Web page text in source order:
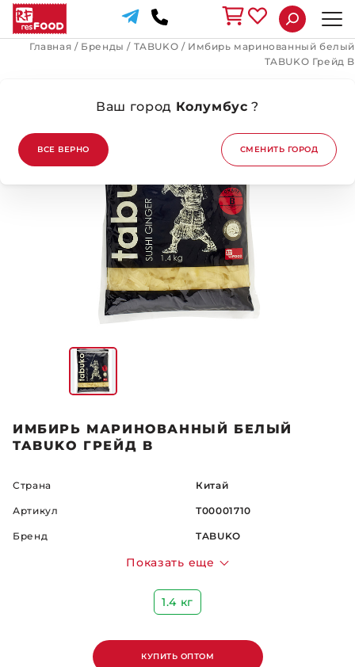
Ваш город Колумбус ?
ВСЕ ВЕРНО СМЕНИТЬ ГОРОД
Главная / Бренды / TABUKO /Имбирь маринованный белый
TABUKO Грейд B
ИМБИРЬ МАРИНОВАННЫЙ БЕЛЫЙ
TABUKO ГРЕЙД B
Страна Китай
Артикул Т00001710
Бренд TABUKO
Показать еще
1.4 кг
КУПИТЬ ОПТОМ